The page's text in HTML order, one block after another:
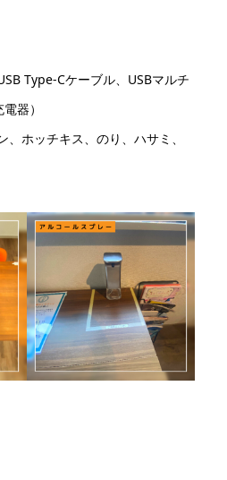
Type-Cケーブル、USBマルチ
器）
、ホッチキス、のり、ハサミ、